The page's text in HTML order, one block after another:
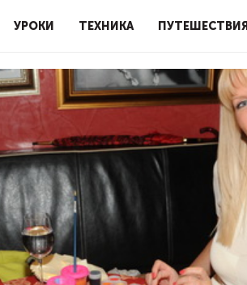
УРОКИ ТЕХНИКА ПУТЕШЕСТВИЯ